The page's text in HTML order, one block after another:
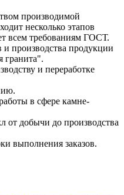
производимой
несколько этапов
всем требованиям ГОСТ.
производства продукции
гранита".
и переработке
в сфере камне-
добычи до производства
выполнения заказов.